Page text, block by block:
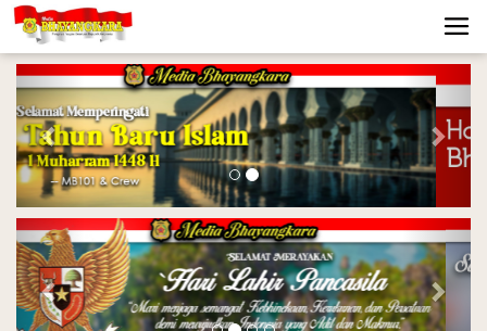
Previous Next
Previous Next